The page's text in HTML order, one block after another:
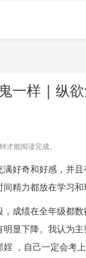
一样 | 纵
才能阅读完成。
好奇和好感，并
精力都放在学习
成绩在全年级都
显下降。我认为
，自己一定会考